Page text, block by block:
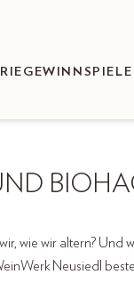
GEWINNSPIELE
wie wir altern? Und
Neusiedl